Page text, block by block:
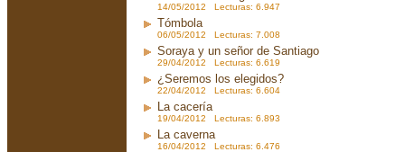
14/05/2012 Lecturas: 6.947
Tómbola
06/05/2012 Lecturas: 7.008
Soraya y un señor de Santiago
29/04/2012 Lecturas: 6.619
¿Seremos los elegidos?
22/04/2012 Lecturas: 6.604
La cacería
19/04/2012 Lecturas: 6.893
La caverna
16/04/2012 Lecturas: 6.476